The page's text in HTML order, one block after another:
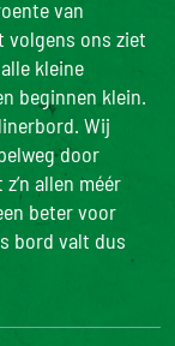
van
volgens ons ziet
kleine
beginnen klein.
Wij
door
allen méér
beter voor
bord valt dus